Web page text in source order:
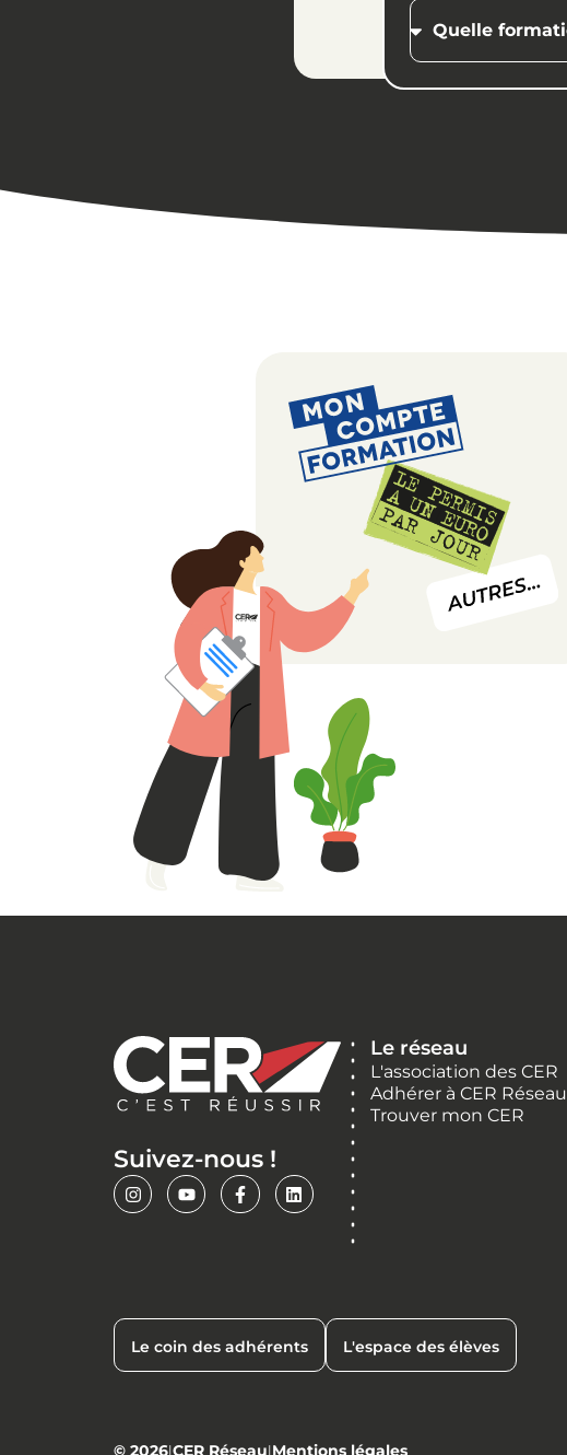
Suivez-nous !
Le réseau
L'association des CER
Adhérer à CER Réseau
Trouver mon CER
Le coin des adhérents L'espace des élèves
© 2026|CER Réseau|Mentions légales